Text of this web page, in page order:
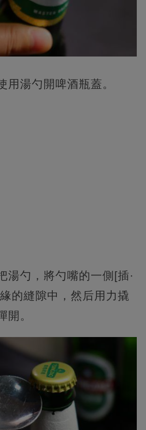
用湯勺開啤酒瓶蓋。
湯勺，將勺嘴的一側[插·
的縫隙中，然后用力撬
開。